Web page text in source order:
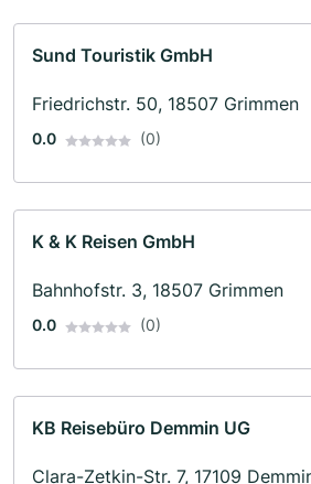
Sund Touristik GmbH
Friedrichstr. 50, 18507 Grimmen
0.0 (0)
K & K Reisen GmbH
Bahnhofstr. 3, 18507 Grimmen
0.0 (0)
KB Reisebüro Demmin UG
Clara-Zetkin-Str. 7, 17109